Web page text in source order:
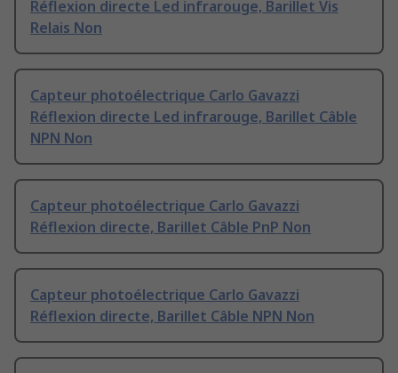
Réflexion directe Led infrarouge, Barillet Vis
Relais Non
Capteur photoélectrique Carlo Gavazzi
Réflexion directe Led infrarouge, Barillet Câble
NPN Non
Capteur photoélectrique Carlo Gavazzi
Réflexion directe, Barillet Câble PnP Non
Capteur photoélectrique Carlo Gavazzi
Réflexion directe, Barillet Câble NPN Non